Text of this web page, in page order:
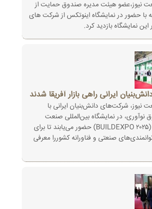
هیئت مدیره صندوق حمایت از
حضور در نمایشگاه اینوتکس از شرکت های
نمایشگاه بازدید کرد.
ایرانی راهی بازار آفریقا شدند
شرکت‌های دانش‌بنیان ایرانی با
در نمایشگاه بین‌المللی صنعت
ساختمان کنیا (BUILDEXPO ۲۰۲۵) حضور می‌یابند تا برای
صنعتی و فناورانه کشوررا معرفی